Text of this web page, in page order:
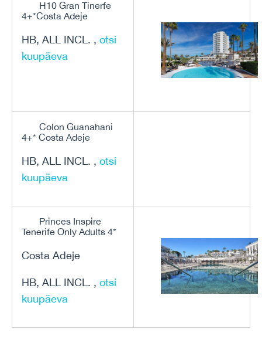
H10 Gran Tinerfe
4+*Costa Adeje
HB, ALL INCL. , otsi
kuupäeva
Colon Guanahani
4+* Costa Adeje
HB, ALL INCL. , otsi
kuupäeva
Princes Inspire
Tenerife Only Adults 4*
Costa Adeje
HB, ALL INCL. , otsi
kuupäeva